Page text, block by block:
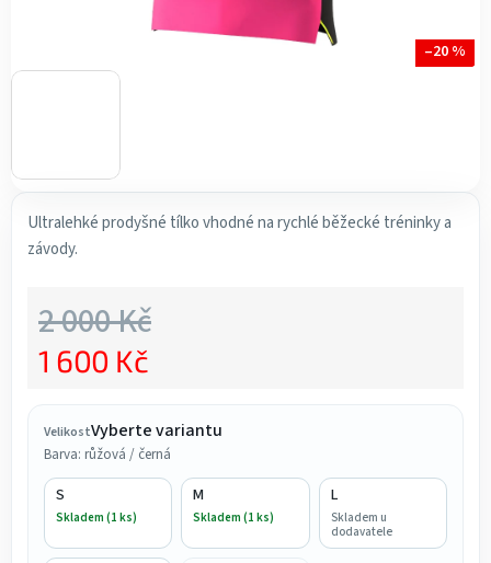
Ultralehké prodyšné tílko vhodné na rychlé běžecké tréninky a
závody.
VelikostVyberte variantu
Barva: růžová / černá
S
Skladem (1 ks)
M
Skladem (1 ks)
L
Skladem u
dodavatele
2 000 Kč
1 600 Kč
–20 %